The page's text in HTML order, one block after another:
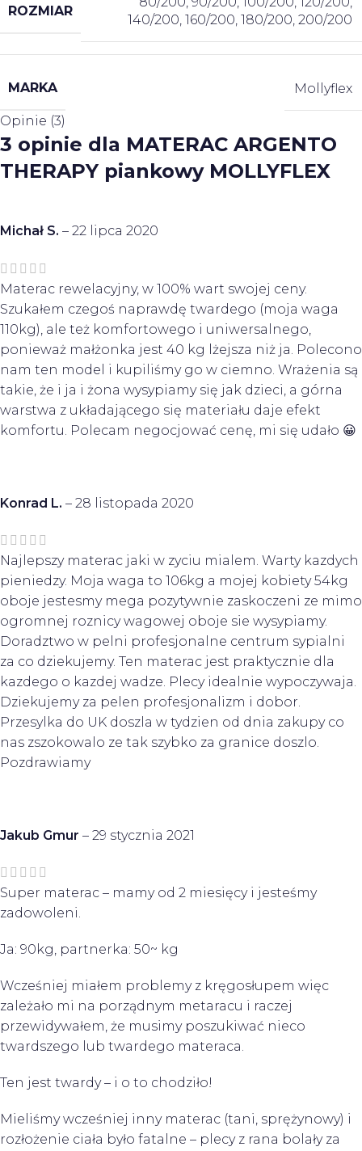
ROZMIAR
140/200, 160/200, 180/200, 200/200
MARKA Mollyflex
Opinie (3)
3 opinie dla MATERAC ARGENTO
THERAPY piankowy MOLLYFLEX
Michał S. – 22 lipca 2020
Materac rewelacyjny, w 100% wart swojej ceny.
Szukałem czegoś naprawdę twardego (moja waga
110kg), ale też komfortowego i uniwersalnego,
ponieważ małżonka jest 40 kg lżejsza niż ja. Polecono
nam ten model i kupiliśmy go w ciemno. Wrażenia są
takie, że i ja i żona wysypiamy się jak dzieci, a górna
warstwa z układającego się materiału daje efekt
komfortu. Polecam negocjować cenę, mi się udało 😀
Konrad L. – 28 listopada 2020
Najlepszy materac jaki w zyciu mialem. Warty kazdych
pieniedzy. Moja waga to 106kg a mojej kobiety 54kg
oboje jestesmy mega pozytywnie zaskoczeni ze mimo
ogromnej roznicy wagowej oboje sie wysypiamy.
Doradztwo w pelni profesjonalne centrum sypialni
za co dziekujemy. Ten materac jest praktycznie dla
kazdego o kazdej wadze. Plecy idealnie wypoczywaja.
Dziekujemy za pelen profesjonalizm i dobor.
Przesylka do UK doszla w tydzien od dnia zakupy co
nas zszokowalo ze tak szybko za granice doszlo.
Pozdrawiamy
Jakub Gmur – 29 stycznia 2021
Super materac – mamy od 2 miesięcy i jesteśmy
zadowoleni.
Ja: 90kg, partnerka: 50~ kg
Wcześniej miałem problemy z kręgosłupem więc
zależało mi na porządnym metaracu i raczej
przewidywałem, że musimy poszukiwać nieco
twardszego lub twardego materaca.
Ten jest twardy – i o to chodziło!
Mieliśmy wcześniej inny materac (tani, sprężynowy) i
rozłożenie ciała było fatalne – plecy z rana bolały za